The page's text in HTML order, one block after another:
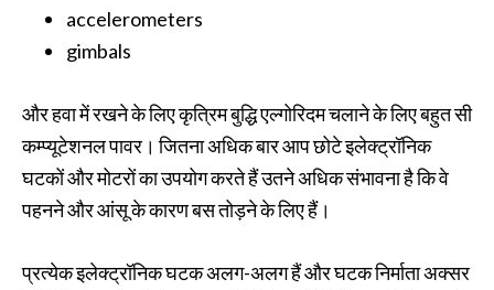
accelerometers
gimbals
और हवा में रखने के लिए कृत्रिम बुद्धि एल्गोरिदम चलाने के लिए बहुत सी
कम्प्यूटेशनल पावर। जितना अधिक बार आप छोटे इलेक्ट्रॉनिक
घटकों और मोटरों का उपयोग करते हैं उतने अधिक संभावना है कि वे
पहनने और आंसू के कारण बस तोड़ने के लिए हैं।
प्रत्येक इलेक्ट्रॉनिक घटक अलग-अलग हैं और घटक निर्माता अक्सर